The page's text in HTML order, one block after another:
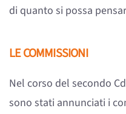
di quanto si possa
LE COMMISSIONI
Nel corso del secondo
sono stati annunciati i